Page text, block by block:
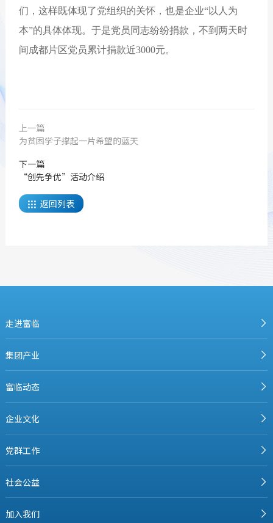
们，这样既体现了党组织的关怀，也是企业“以人为
本”的具体体现。于是党员同志纷纷捐款，不到两天时
间成都片区党员累计捐款近3000元。
上一篇
为贫困学子撑起一片希望的蓝天
下一篇
“创先争优”活动介绍
 返回列表
走进富临
集团产业
富临动态
企业文化
党群工作
社会公益
加入我们